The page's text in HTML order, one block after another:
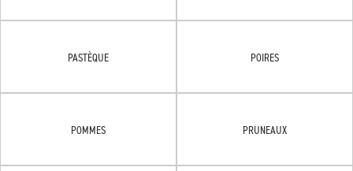
PASTÈQUE POIRES
POMMES PRUNEAUX